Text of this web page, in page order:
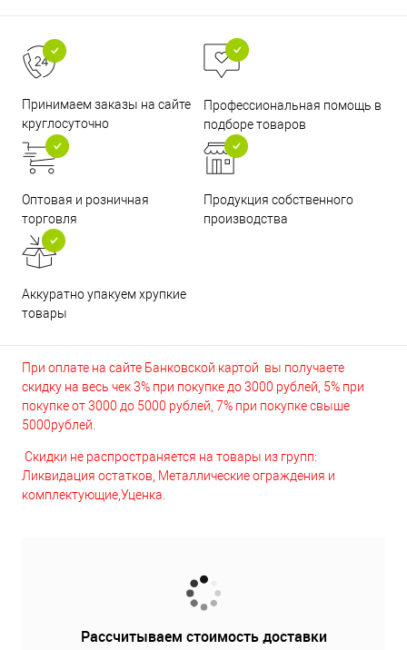
Принимаем заказы на сайте
круглосуточно
Профессиональная помощь в
подборе товаров
Оптовая и розничная
торговля
Продукция собственного
производства
Аккуратно упакуем хрупкие
товары
При оплате на сайте Банковской картой вы получаете
скидку на весь чек 3% при покупке до 3000 рублей, 5% при
покупке от 3000 до 5000 рублей, 7% при покупке свыше
5000рублей.
Скидки не распространяется на товары из групп:
Ликвидация остатков, Металлические ограждения и
комплектующие,Уценка.
Рассчитываем стоимость доставки